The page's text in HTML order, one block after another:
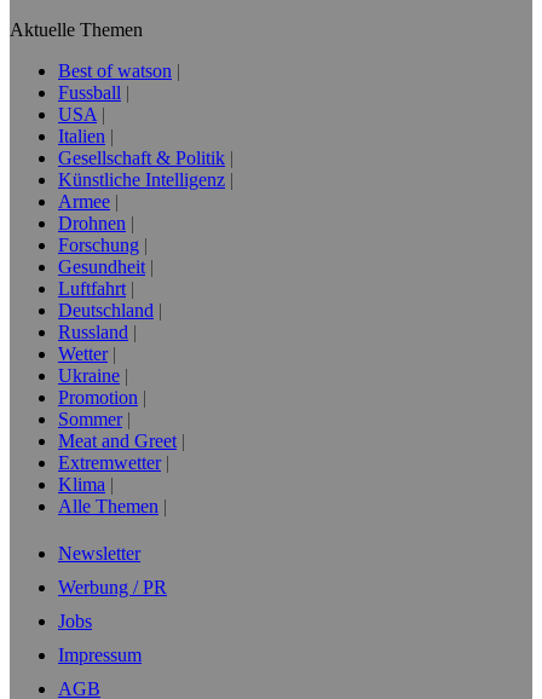
Aktuelle Themen
Best of watson
Fussball
USA
Italien
Gesellschaft & Politik
Künstliche Intelligenz
Armee
Drohnen
Forschung
Gesundheit
Luftfahrt
Deutschland
Russland
Wetter
Ukraine
Promotion
Sommer
Meat and Greet
Extremwetter
Klima
Alle Themen
Newsletter
Werbung / PR
Jobs
Impressum
AGB